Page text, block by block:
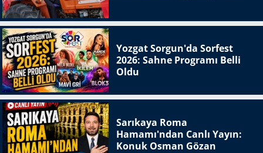
Yozgat Sorgun'da Sorfest
2026: Sahne Programı Belli
Oldu
Sarıkaya Roma
Hamamı'ndan Canlı Yayın:
Konuk Osman Gözan